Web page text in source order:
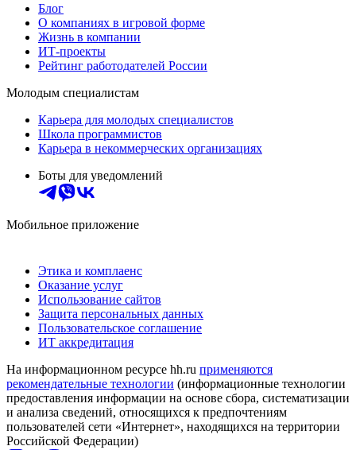
Блог
О компаниях в игровой форме
Жизнь в компании
ИТ-проекты
Рейтинг работодателей России
Молодым специалистам
Карьера для молодых специалистов
Школа программистов
Карьера в некоммерческих организациях
Боты для уведомлений
Мобильное приложение
Этика и комплаенс
Оказание услуг
Использование сайтов
Защита персональных данных
Пользовательское соглашение
ИТ аккредитация
На информационном ресурсе hh.ru применяются
рекомендательные технологии (информационные технологии
предоставления информации на основе сбора, систематизации
и анализа сведений, относящихся к предпочтениям
пользователей сети «Интернет», находящихся на территории
Российской Федерации)